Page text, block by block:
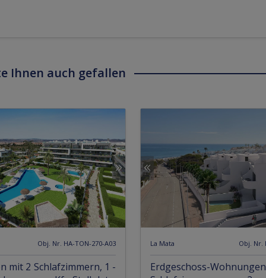
Ihnen auch gefallen
Obj. Nr. HA-TON-270-A03
mit 2 Schlafzimmern, 1 -
La Mata Obj. Nr.
Erdgeschoss-